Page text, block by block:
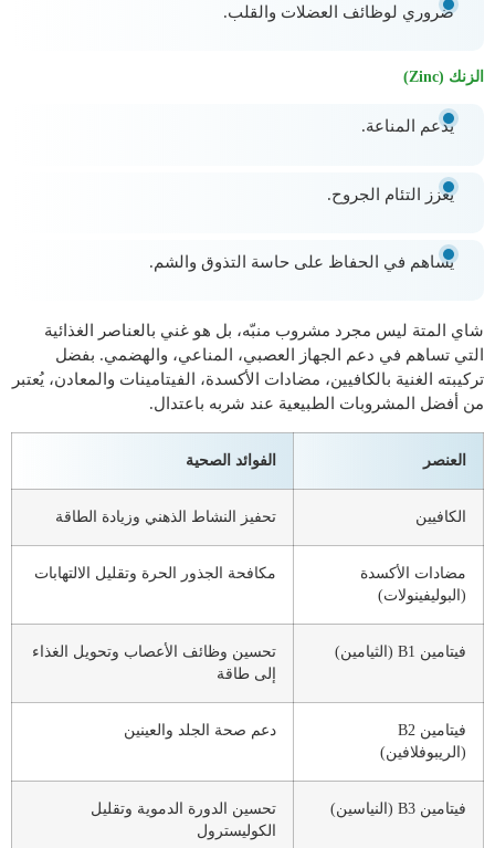
ضروري لوظائف العضلات والقلب.
الزنك (Zinc)
يدعم المناعة.
يعزز التئام الجروح.
يساهم في الحفاظ على حاسة التذوق والشم.
شاي المتة ليس مجرد مشروب منبّه، بل هو غني بالعناصر الغذائية
التي تساهم في دعم الجهاز العصبي، المناعي، والهضمي. بفضل
تركيبته الغنية بالكافيين، مضادات الأكسدة، الفيتامينات والمعادن، يُعتبر
من أفضل المشروبات الطبيعية عند شربه باعتدال.
العنصر الفوائد الصحية
الكافيين تحفيز النشاط الذهني وزيادة الطاقة
مضادات الأكسدة
(البوليفينولات)
مكافحة الجذور الحرة وتقليل الالتهابات
فيتامين B1 (الثيامين)
تحسين وظائف الأعصاب وتحويل الغذاء
إلى طاقة
فيتامين B2
(الريبوفلافين)
دعم صحة الجلد والعينين
فيتامين B3 (النياسين)
تحسين الدورة الدموية وتقليل
الكوليسترول